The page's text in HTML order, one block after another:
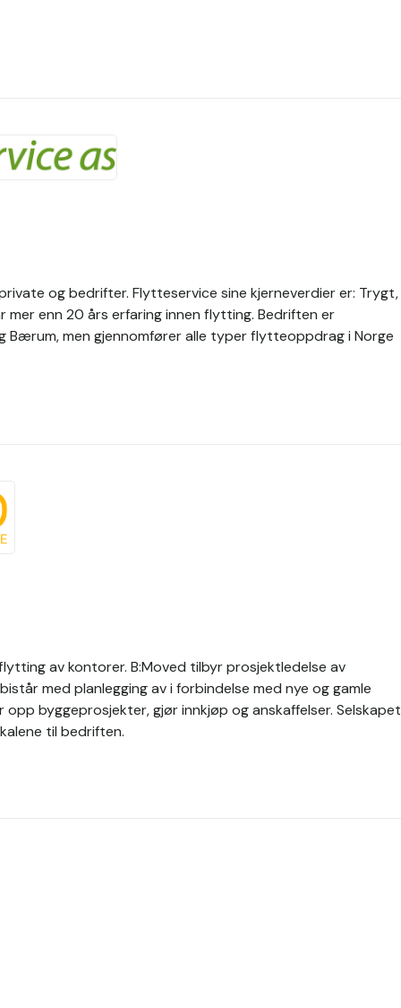
og bedrifter. Flytteservice sine kjerneverdier er: Trygt,
enn 20 års erfaring innen flytting. Bedriften er
Bærum, men gjennomfører alle typer flytteoppdrag i Norge
av kontorer. B:Moved tilbyr prosjektledelse av
med planlegging av i forbindelse med nye og gamle
byggeprosjekter, gjør innkjøp og anskaffelser. Selskapet
til bedriften.